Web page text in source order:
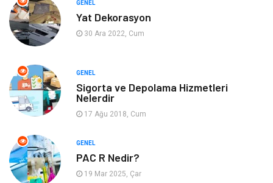
Gıda Organizasyon
Spor
Tatil Hobi
Genel Kültür
GENEL
Yat Dekorasyon
30 Ara 2022, Cum
GENEL
Sigorta ve Depolama Hizmetleri
Nelerdir
17 Ağu 2018, Cum
GENEL
PAC R Nedir?
19 Mar 2025, Çar